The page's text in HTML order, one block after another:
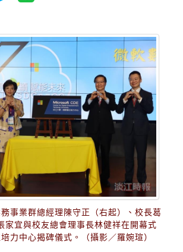
事業群總經理陳守正（右起）、校長葛
家宜與校友總會理事長林健祥在開幕式
力中心揭碑儀式。（攝影／羅婉瑄）